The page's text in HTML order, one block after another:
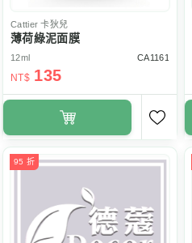
Cattier 卡狄兒
薄荷綠泥面膜
12ml CA1161
NT$ 135
95 折